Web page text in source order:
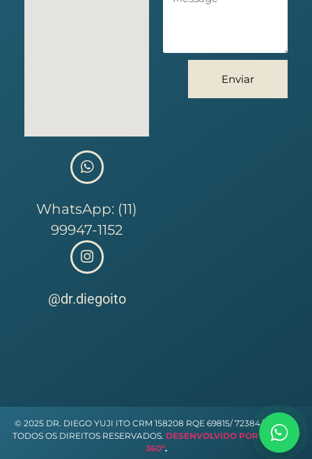
WhatsApp: (11)
99947-1152
@dr.diegoito
Enviar
© 2025 DR. DIEGO YUJI ITO CRM 158208 RQE 69815/ 72384/ 104988.
TODOS OS DIREITOS RESERVADOS. DESENVOLVIDO POR LIFE MKT
360º.